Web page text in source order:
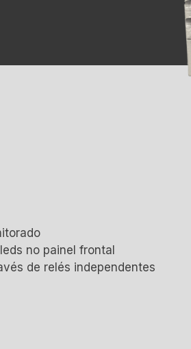
no painel frontal
de relés independentes